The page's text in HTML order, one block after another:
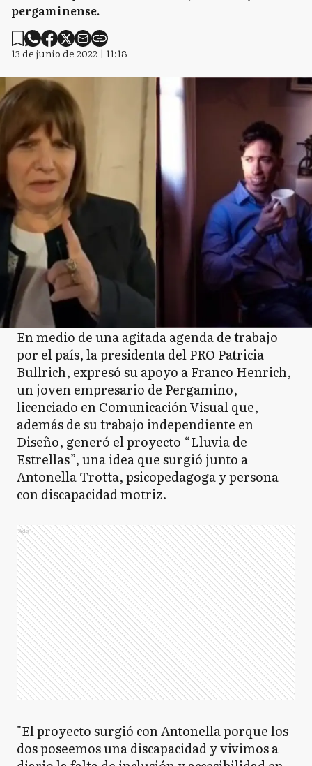
pergaminense.
13 de junio de 2022 | 11:18
En medio de una agitada agenda de trabajo
por el país, la presidenta del PRO Patricia
Bullrich, expresó su apoyo a Franco Henrich,
un joven empresario de Pergamino,
licenciado en Comunicación Visual que,
además de su trabajo independiente en
Diseño, generó el proyecto “Lluvia de
Estrellas”, una idea que surgió junto a
Antonella Trotta, psicopedagoga y persona
con discapacidad motriz.
Ads
"El proyecto surgió con Antonella porque los
dos poseemos una discapacidad y vivimos a